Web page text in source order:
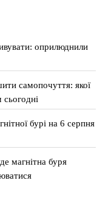
оприлюднили
самопочуття: якої
бурі на 6 серпня
магнітна буря